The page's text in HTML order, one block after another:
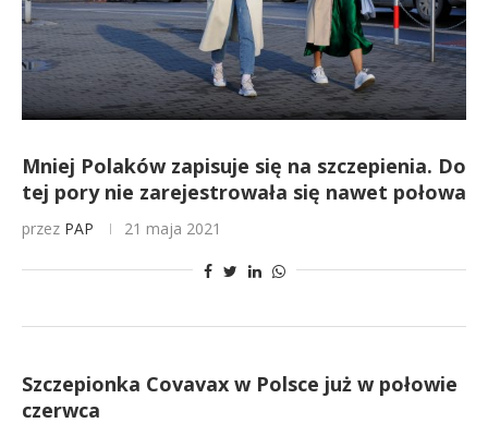
Mniej Polaków zapisuje się na szczepienia. Do
tej pory nie zarejestrowała się nawet połowa
przez PAP 21 maja 2021
Szczepionka Covavax w Polsce już w połowie
czerwca